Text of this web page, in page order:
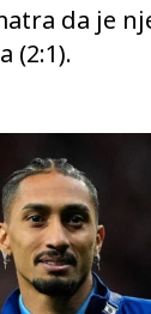
da je
(2:1).